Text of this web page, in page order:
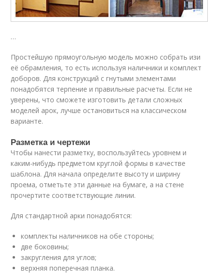
…
Простейшую прямоугольную модель можно собрать изи
её обрамления, то есть используя наличники и комплект
доборов. Для конструкций с гнутыми элементами
понадобятся терпение и правильные расчеты. Если не
уверены, что сможете изготовить детали сложных
моделей арок, лучше остановиться на классическом
варианте.
Разметка и чертежи
Чтобы нанести разметку, воспользуйтесь уровнем и
каким-нибудь предметом круглой формы в качестве
шаблона. Для начала определите высоту и ширину
проема, отметьте эти данные на бумаге, а на стене
прочертите соответствующие линии.
Для стандартной арки понадобятся:
комплекты наличников на обе стороны;
две боковины;
закругления для углов;
верхняя поперечная планка.